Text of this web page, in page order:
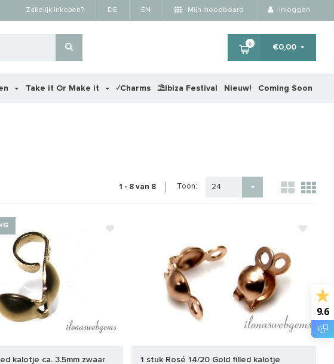
Zakelijk inkopen? DE EN Mijn moodboard Inloggen
0 €0,00
Take it Or Make it ✓Charms ⛱️Ibiza Festival Nieuw! Coming Soon
1 - 8 van 8 Toon: 24
kalotje ca. 3.5mm zwaar
1 stuk Rosé 14/20 Gold filled kalotje
9.6